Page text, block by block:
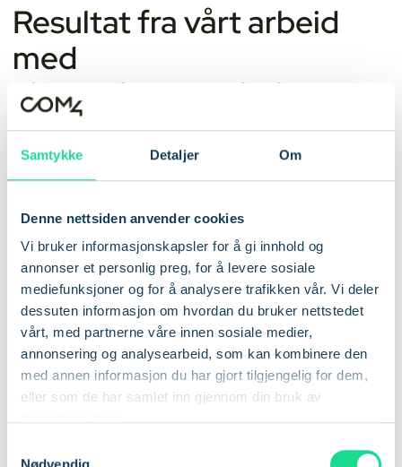
Samtykke Detaljer Om
Denne nettsiden anvender cookies
Vi bruker informasjonskapsler for å gi innhold og
annonser et personlig preg, for å levere sosiale
mediefunksjoner og for å analysere trafikken vår. Vi deler
dessuten informasjon om hvordan du bruker nettstedet
vårt, med partnerne våre innen sosiale medier,
annonsering og analysearbeid, som kan kombinere den
med annen informasjon du har gjort tilgjengelig for dem,
eller som de har samlet inn gjennom din bruk av
Nødvendig
Resultat fra vårt arbeid
med
aktsomhetsvurderinger
Vi har identifisert følgende risikoer og/eller
faktiske hendelser med negativ påvirkning på
HMS hos leverandører av
hardware
Konsekvens 🟡, Sannsynlighet 🟡
Hva er vi usikre på?
Com4 AS samarbeider med flere nøye utvalgte leverandører
virksomhet og i teknologiske løsninger levert til kunder. Dette